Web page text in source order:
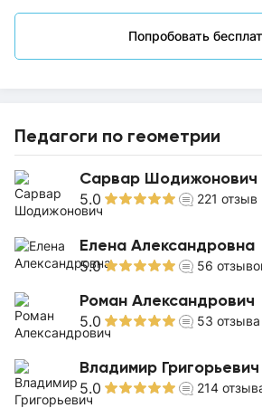
Попробовать
Педагоги по геометрии
Сарвар Шодижонович
5.0 221 отзыв
Елена Александровна
5.0 56
Роман Александрович
5.0 53 отзыва
Владимир Григорьевич
5.0 214